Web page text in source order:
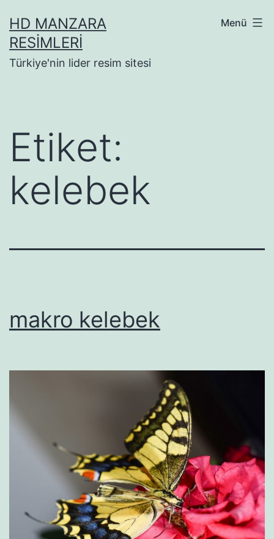
geçHD MANZARA
RESIMLERI
Türkiye'nin lider resim sitesi
Menü
Etiket:
kelebek
makro kelebek